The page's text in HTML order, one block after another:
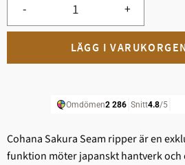
+
-
Cohana Sakura Seam ripper är en
funktion möter japanskt hantverk och